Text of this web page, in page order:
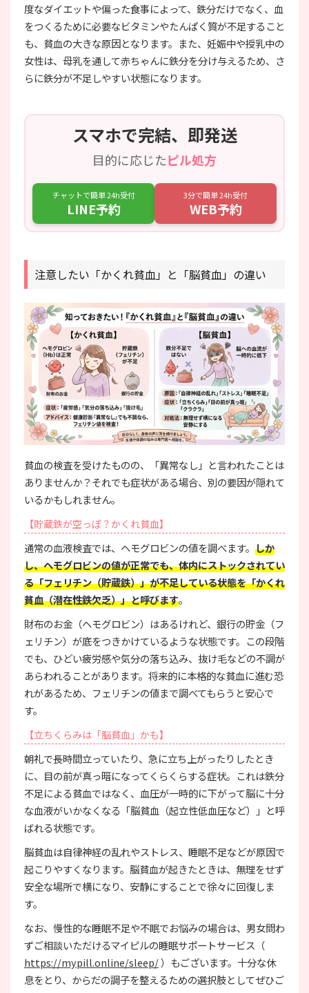
度なダイエットや偏った食事によって、鉄分だけでなく、血
をつくるために必要なビタミンやたんぱく質が不足すること
も、貧血の大きな原因となります。また、妊娠中や授乳中の
女性は、母乳を通して赤ちゃんに鉄分を分け与えるため、さ
らに鉄分が不足しやすい状態になります。
スマホで完結、即発送
目的に応じたピル処方
チャットで簡単 24h受付
LINE予約
3分で簡単 24h受付
WEB予約
注意したい「かくれ貧血」と「脳貧血」の違い
貧血の検査を受けたものの、「異常なし」と言われたことは
ありませんか？それでも症状がある場合、別の要因が隠れて
いるかもしれません。
【貯蔵鉄が空っぽ？かくれ貧血】
通常の血液検査では、ヘモグロビンの値を調べます。 しか
し、ヘモグロビンの値が正常でも、体内にストックされてい
る「フェリチン（貯蔵鉄）」が不足している状態を「かくれ
貧血（潜在性鉄欠乏）」と呼びます。
財布のお金（ヘモグロビン）はあるけれど、銀行の貯金（フ
ェリチン）が底をつきかけているような状態です。この段階
でも、ひどい疲労感や気分の落ち込み、抜け毛などの不調が
あらわれることがあります。将来的に本格的な貧血に進む恐
れがあるため、フェリチンの値まで調べてもらうと安心で
す。
【立ちくらみは「脳貧血」かも】
朝礼で長時間立っていたり、急に立ち上がったりしたとき
に、目の前が真っ暗になってくらくらする症状。これは鉄分
不足による貧血ではなく、血圧が一時的に下がって脳に十分
な血液がいかなくなる「脳貧血（起立性低血圧など）」と呼
ばれる状態です。
脳貧血は自律神経の乱れやストレス、睡眠不足などが原因で
起こりやすくなります。脳貧血が起きたときは、無理をせず
安全な場所で横になり、安静にすることで徐々に回復しま
す。
なお、慢性的な睡眠不足や不眠でお悩みの場合は、男女問わ
ずご相談いただけるマイピルの睡眠サポートサービス（
https://mypill.online/sleep/）もございます。十分な休
息をとり、からだの調子を整えるための選択肢としてぜひご